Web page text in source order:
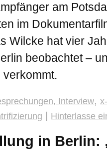
am
im
Wilcke hat vier
beobachtet –
Interview,
Hinterlasse
in Berlin: